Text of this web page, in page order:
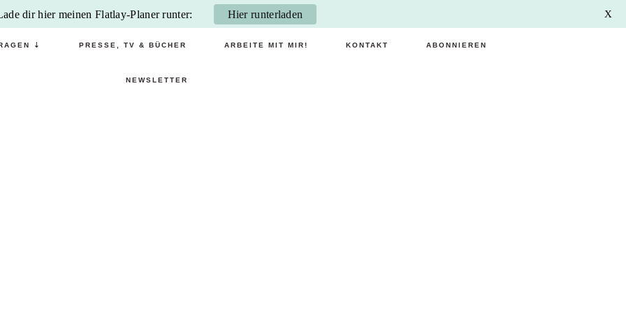
⇣ PRESSE, TV & BÜCHER ARBEITE MIT MIR! KONTAKT ABONNIEREN
NEWSLETTER
dir hier meinen Flatlay-Planer runter: Hier runterladen X